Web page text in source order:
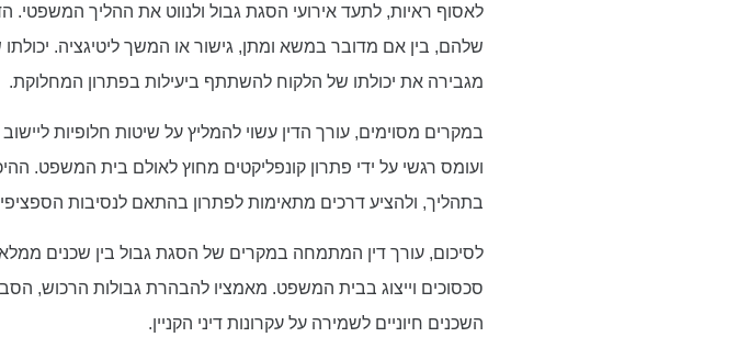
לאסוף ראיות, לתעד אירועי הסגת גבול ולנווט את ההליך
שלהם, בין אם מדובר במשא ומתן, גישור או המשך ליטיגציה.
מגבירה את יכולתו של הלקוח להשתתף ביעילות בפתרון המחלוקת.
במקרים מסוימים, עורך הדין עשוי להמליץ על שיטות חלופיות
ועומס רגשי על ידי פתרון קונפליקטים מחוץ לאולם בית המשפט.
בתהליך, ולהציע דרכים מתאימות לפתרון בהתאם לנסיבות
לסיכום, עורך דין המתמחה במקרים של הסגת גבול בין שכנים ממלא
סכסוכים וייצוג בבית המשפט. מאמציו להבהרת גבולות הרכוש,
השכנים חיוניים לשמירה על עקרונות דיני הקניין.